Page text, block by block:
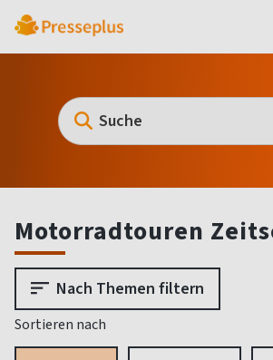
Motorradtouren
Nach Themen filtern
Sortieren nach